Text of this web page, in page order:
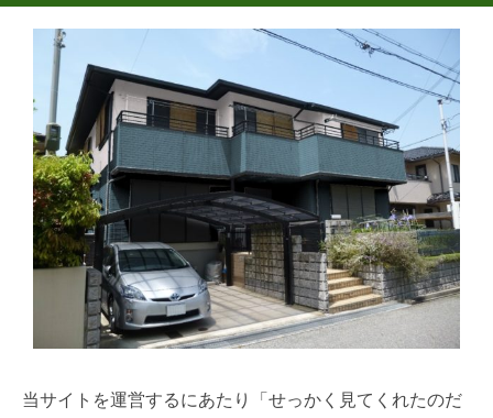
当サイトを運営するにあたり「せっかく見てくれたのだ